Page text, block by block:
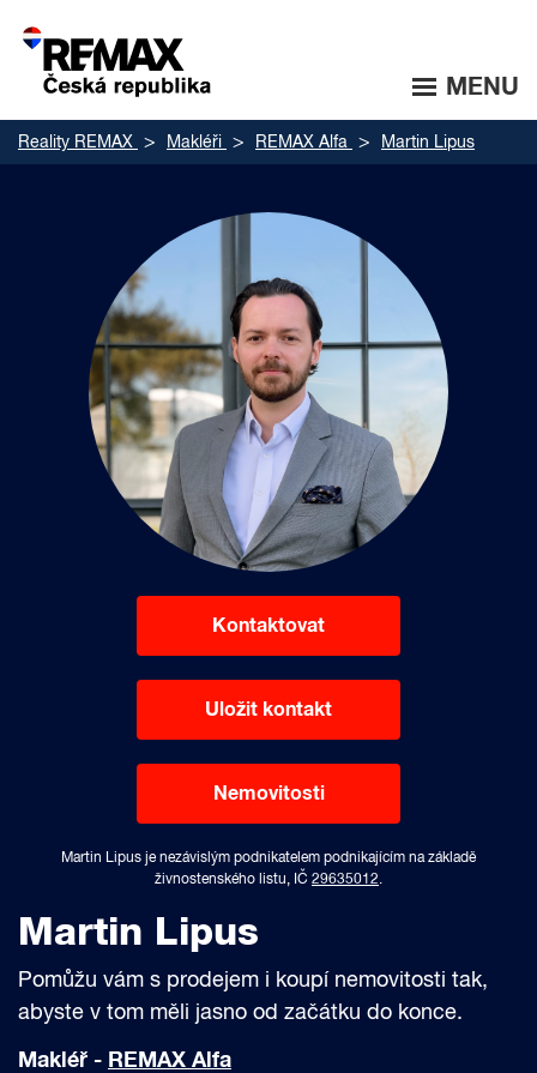
MENU
Reality REMAX Makléři REMAX Alfa Martin Lipus
Kontaktovat
Uložit kontakt
Nemovitosti
Martin Lipus je nezávislým podnikatelem podnikajícím na základě
živnostenského listu, IČ 29635012.
Martin Lipus
Pomůžu vám s prodejem i koupí nemovitosti tak,
abyste v tom měli jasno od začátku do konce.
Makléř - REMAX Alfa